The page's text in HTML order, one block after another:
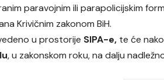
paravojnim ili parapolicijskim
Krivičnim zakonom BiH.
u prostorije SIPA-e, te će
, u zakonskom roku, na dalju